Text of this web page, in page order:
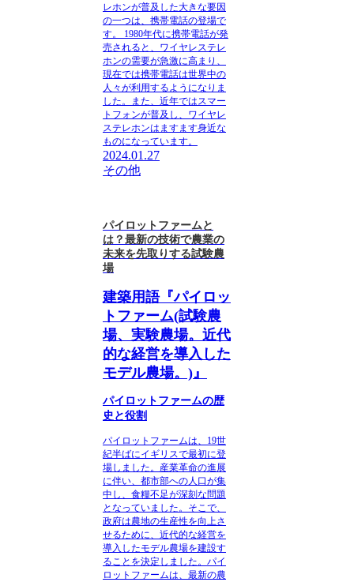
レホンが普及した大きな要因
の一つは、携帯電話の登場で
す。
1980年代に携帯電話が発
売されると、ワイヤレステレ
ホンの需要が急激に高まり、
現在では携帯電話は世界中の
人々が利用するようになりま
した。また、近年ではスマー
トフォンが普及し、ワイヤレ
ステレホンはますます身近な
ものになっています。
2024.01.27
その他
パイロットファームと
は？最新の技術で農業の
未来を先取りする試験農
場
建築用語『パイロッ
トファーム(試験農
場、実験農場。近代
的な経営を導入した
モデル農場。)』
パイロットファームの歴
史と役割
パイロットファームは、19世
紀半ばにイギリスで最初に登
場しました。 産業革命の進展
に伴い、都市部への人口が集
中し、食糧不足が深刻な問題
となっていました。そこで、
政府は農地の生産性を向上さ
せるために、近代的な経営を
導入したモデル農場を建設す
ることを決定しました。パイ
ロットファームは、最新の農